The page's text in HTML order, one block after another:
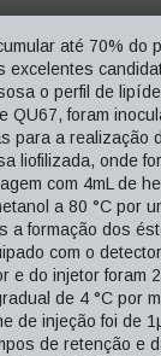
até 70%
o perfil de
QU67, foram
para a
liofilizada, onde
com 4mL de
a 80 °C por
a formação dos
com o
do injetor foram
de 4 °C por
de injeção foi de
de retenção